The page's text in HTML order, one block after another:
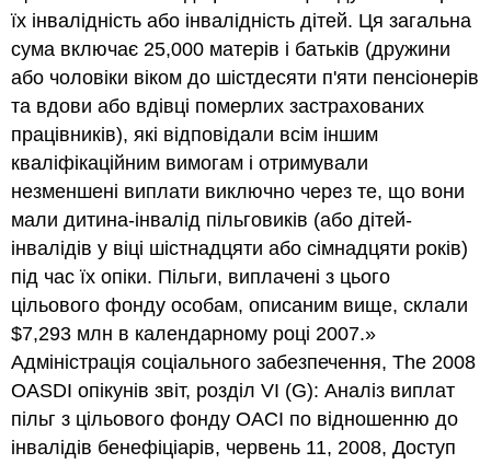
їх інвалідність або інвалідність дітей. Ця загальна
сума включає 25,000 матерів і батьків (дружини
або чоловіки віком до шістдесяти п'яти пенсіонерів
та вдови або вдівці померлих застрахованих
працівників), які відповідали всім іншим
кваліфікаційним вимогам і отримували
незменшені виплати виключно через те, що вони
мали дитина-інвалід пільговиків (або дітей-
інвалідів у віці шістнадцяти або сімнадцяти років)
під час їх опіки. Пільги, виплачені з цього
цільового фонду особам, описаним вище, склали
$7,293 млн в календарному році 2007.»
Адміністрація соціального забезпечення, The 2008
OASDI опікунів звіт, розділ VI (G): Аналіз виплат
пільг з цільового фонду ОАСІ по відношенню до
інвалідів бенефіціарів, червень 11, 2008, Доступ